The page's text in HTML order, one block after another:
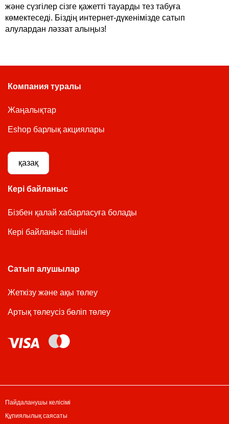
және сүзгілер сізге қажетті тауарды тез табуға
көмектеседі. Біздің интернет-дүкенімізде сатып
алулардан ләззат алыңыз!
Компания туралы
Жаңалықтар
Eshop барлық акциялары
қазақ
Кері байланыс
Бізбен қалай хабарласуға болады
Кері байланыс пішіні
Сатып алушылар
Жеткізу және ақы төлеу
Артық төлеусіз бөліп төлеу
Пайдаланушы келісімі
Құпиялылық саясаты